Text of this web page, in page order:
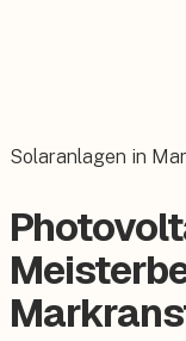
Solaranlagen in